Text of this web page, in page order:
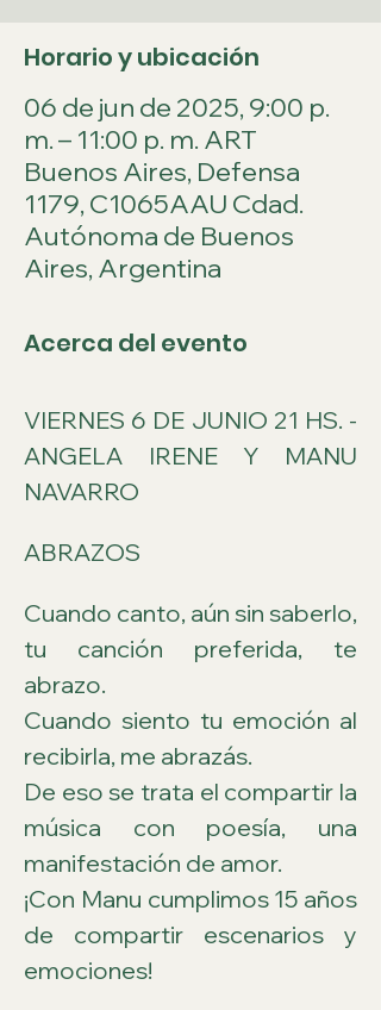
Horario y ubicación
06 de jun de 2025, 9:00 p.
m. – 11:00 p. m. ART
Buenos Aires, Defensa
1179, C1065AAU Cdad.
Autónoma de Buenos
Aires, Argentina
Acerca del evento
VIERNES 6 DE JUNIO 21 HS. -
ANGELA IRENE Y MANU
NAVARRO
ABRAZOS
Cuando canto, aún sin saberlo,
tu canción preferida, te
abrazo.
Cuando siento tu emoción al
recibirla, me abrazás.
De eso se trata el compartir la
música con poesía, una
manifestación de amor.
¡Con Manu cumplimos 15 años
de compartir escenarios y
emociones!